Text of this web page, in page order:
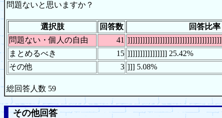
問題ないと思いますか？
選択肢 回答数
回答比率
問題ない・個人の自由
41
まとめるべき
15 ]]]]]]]]]]]]]]]] 25.42%
その他
3 ]]] 5.08%
総回答人数 59
その他回答